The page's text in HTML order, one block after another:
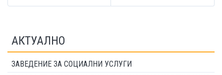
АКТУАЛНО
ЗАВЕДЕНИЕ ЗА СОЦИАЛНИ УСЛУГИ